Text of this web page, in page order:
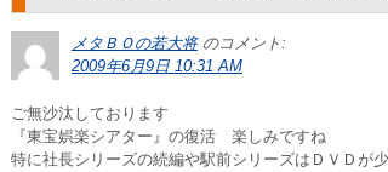
メタＢＯの若大将 のコメント:
2009年6月9日 10:31 AM
ご無沙汰しております
『東宝娯楽シアター』の復活 楽しみですね
特に社長シリーズの続編や駅前シリーズはＤＶＤが